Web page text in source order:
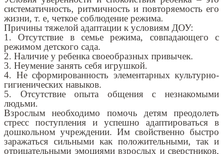
систематичность, ритмичность и повторяемость его
жизни, т. е, четкое соблюдение режима.
Причины тяжелой адаптации к условиям ДОУ:
1. Отсутствие в семье режима, совпадающего с
режимом детского сада.
2. Наличие у ребенка своеобразных привычек.
3. Неумение занять себя игрушкой.
4. Не сформированность элементарных культурно-
гигиенических навыков.
5. Отсутствие опыта общения с незнакомыми
людьми.
Взрослым необходимо помочь детям преодолеть
стресс поступления и успешно адаптироваться в
дошкольном учреждении. Им свойственно быстро
заражаться сильными как положительными, так и
отрицательными эмоциями взрослых и сверстников,